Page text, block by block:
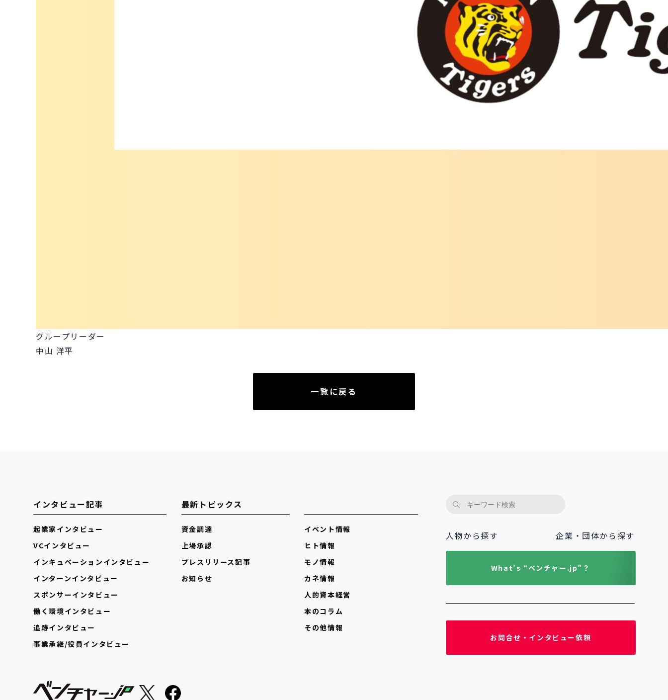
グループリーダー
中山 洋平
一覧に戻る
インタビュー記事
起業家インタビュー
VCインタビュー
インキュベーションインタビュー
インターンインタビュー
スポンサーインタビュー
働く環境インタビュー
追跡インタビュー
事業承継/役員インタビュー
最新トピックス
資金調達
上場承認
プレスリリース記事
お知らせ
イベント情報
ヒト情報
モノ情報
カネ情報
人的資本経営
本のコラム
その他情報
人物から探す 企業・団体から探す
What’s “ベンチャー.jp”？
お問合せ・インタビュー依頼